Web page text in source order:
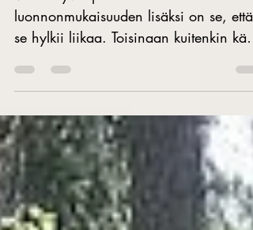
villavaatteistasi | 5 tips - how to
take care of your woolen clothes
Villan hyviä puolia sen
luonnonmukaisuuden lisäksi on se, että
niin, että villavaatteeseen...